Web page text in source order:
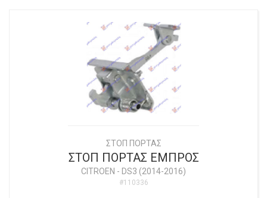
ΣΤΟΠ ΠΟΡΤΑΣ
ΣΤΟΠ ΠΟΡΤΑΣ ΕΜΠΡΟΣ
CITROEN - DS3 (2014-2016)
#110336